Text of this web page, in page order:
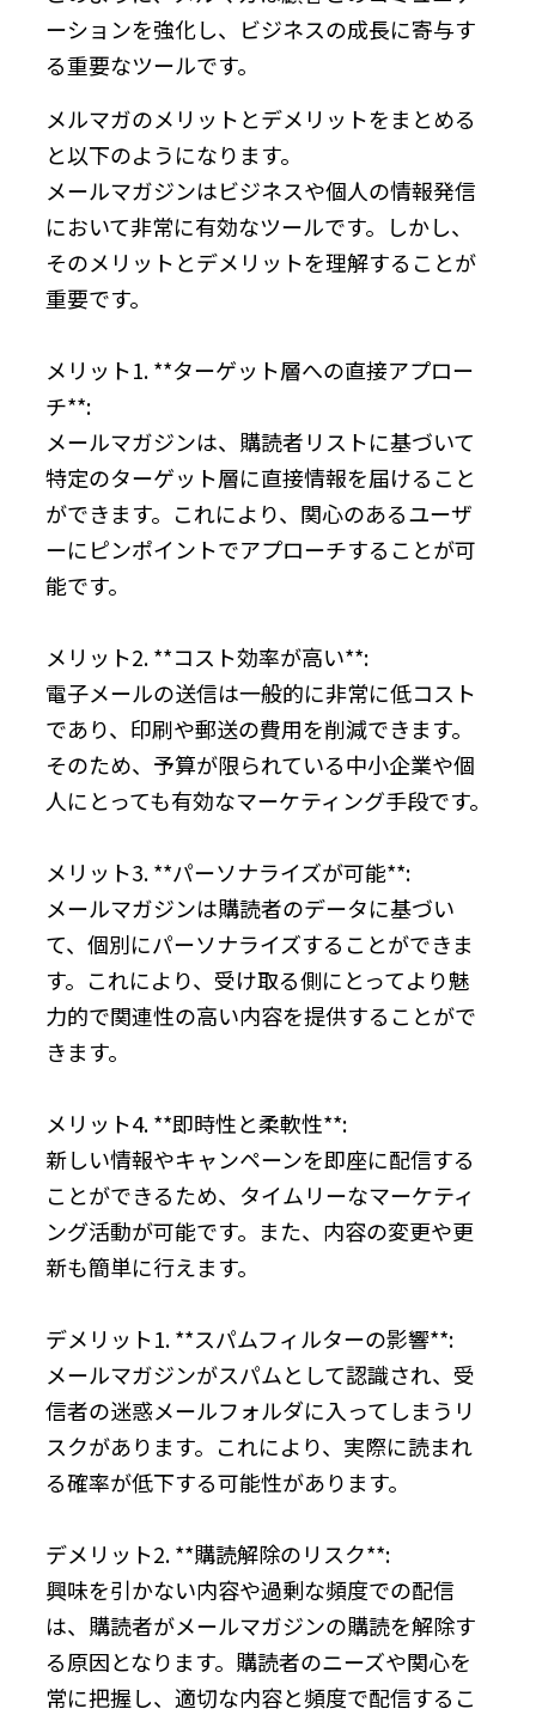
ーションを強化し、ビジネスの成長に寄与す
る重要なツールです。
メルマガのメリットとデメリットをまとめる
と以下のようになります。
メールマガジンはビジネスや個人の情報発信
において非常に有効なツールです。しかし、
そのメリットとデメリットを理解することが
重要です。
メリット1. **ターゲット層への直接アプロー
チ**:
メールマガジンは、購読者リストに基づいて
特定のターゲット層に直接情報を届けること
ができます。これにより、関心のあるユーザ
ーにピンポイントでアプローチすることが可
能です。
メリット2. **コスト効率が高い**:
電子メールの送信は一般的に非常に低コスト
であり、印刷や郵送の費用を削減できます。
そのため、予算が限られている中小企業や個
人にとっても有効なマーケティング手段です。
メリット3. **パーソナライズが可能**:
メールマガジンは購読者のデータに基づい
て、個別にパーソナライズすることができま
す。これにより、受け取る側にとってより魅
力的で関連性の高い内容を提供することがで
きます。
メリット4. **即時性と柔軟性**:
新しい情報やキャンペーンを即座に配信する
ことができるため、タイムリーなマーケティ
ング活動が可能です。また、内容の変更や更
新も簡単に行えます。
デメリット1. **スパムフィルターの影響**:
メールマガジンがスパムとして認識され、受
信者の迷惑メールフォルダに入ってしまうリ
スクがあります。これにより、実際に読まれ
る確率が低下する可能性があります。
デメリット2. **購読解除のリスク**:
興味を引かない内容や過剰な頻度での配信
は、購読者がメールマガジンの購読を解除す
る原因となります。購読者のニーズや関心を
常に把握し、適切な内容と頻度で配信するこ